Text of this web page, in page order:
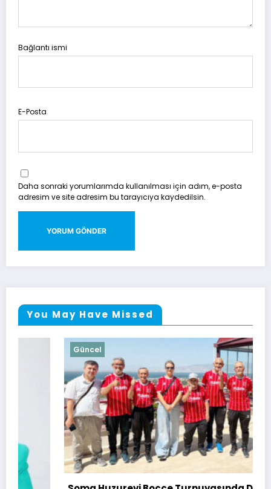
Bağlantı ismi
E-Posta
Daha sonraki yorumlarımda kullanılması için adım, e-posta
adresim ve site adresim bu tarayıcıya kaydedilsin.
You May Have Missed